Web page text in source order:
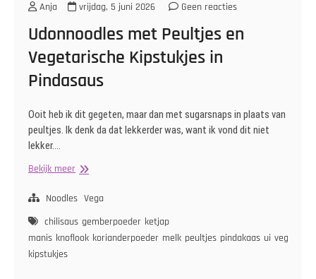
Anja vrijdag, 5 juni 2026 Geen reacties
Udonnoodles met Peultjes en
Vegetarische Kipstukjes in
Pindasaus
Ooit heb ik dit gegeten, maar dan met sugarsnaps in plaats van
peultjes. Ik denk da dat lekkerder was, want ik vond dit niet
lekker.…
Bekijk meerUdonnoodles
Peultjes
Vegetarische
Kipstukjes
Noodles Vega
chilisaus gemberpoeder ketjap
manis knoflook korianderpoeder melk peultjes pindakaas ui
kipstukjes